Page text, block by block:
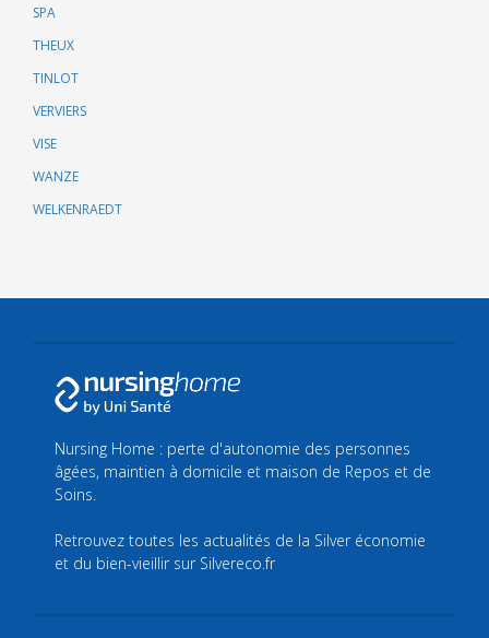
SPA
THEUX
TINLOT
VERVIERS
VISE
WANZE
WELKENRAEDT
Nursing Home : perte d'autonomie des personnes
âgées, maintien à domicile et maison de Repos et de
Soins.
Retrouvez toutes les actualités de la Silver économie
et du bien-vieillir sur Silvereco.fr